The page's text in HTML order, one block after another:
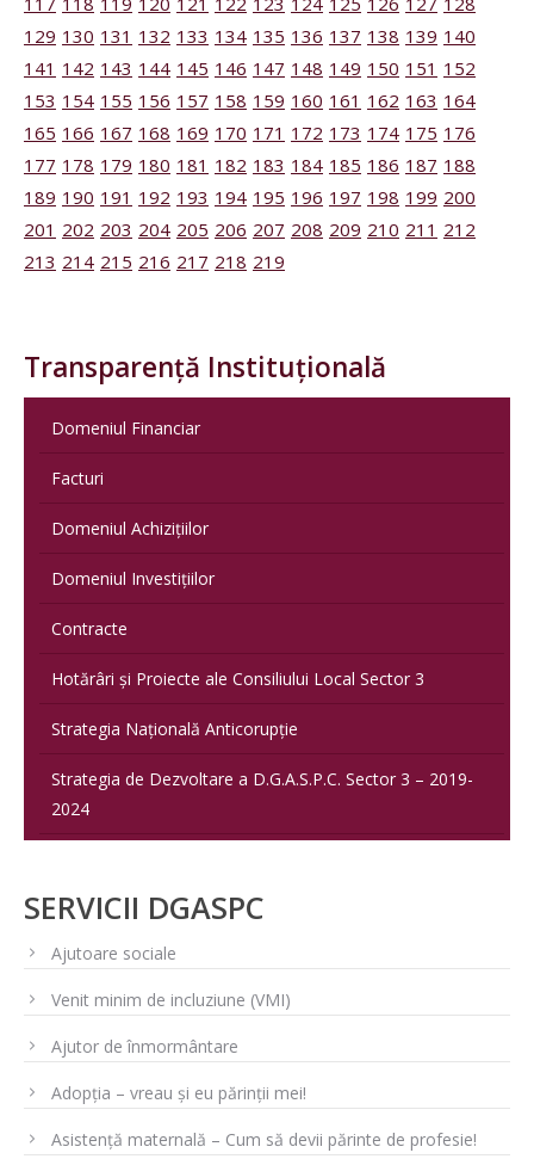
129 130 131 132 133 134 135 136 137 138 139 140
141 142 143 144 145 146 147 148 149 150 151 152
153 154 155 156 157 158 159 160 161 162 163 164
165 166 167 168 169 170 171 172 173 174 175 176
177 178 179 180 181 182 183 184 185 186 187 188
189 190 191 192 193 194 195 196 197 198 199 200
201 202 203 204 205 206 207 208 209 210 211 212
213 214 215 216 217 218 219
Transparență Instituțională
Domeniul Financiar
Facturi
Domeniul Achizițiilor
Domeniul Investițiilor
Contracte
Hotărâri și Proiecte ale Consiliului Local Sector 3
Strategia Națională Anticorupție
Strategia de Dezvoltare a D.G.A.S.P.C. Sector 3 – 2019-
2024
SERVICII DGASPC
Ajutoare sociale
Venit minim de incluziune (VMI)
Ajutor de înmormântare
Adopția – vreau și eu părinții mei!
Asistență maternală – Cum să devii părinte de profesie!